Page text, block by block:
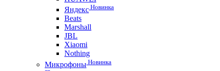
Яндекс Новинка
Beats
Marshall
JBL
Xiaomi
Nothing
Микрофоны Новинка